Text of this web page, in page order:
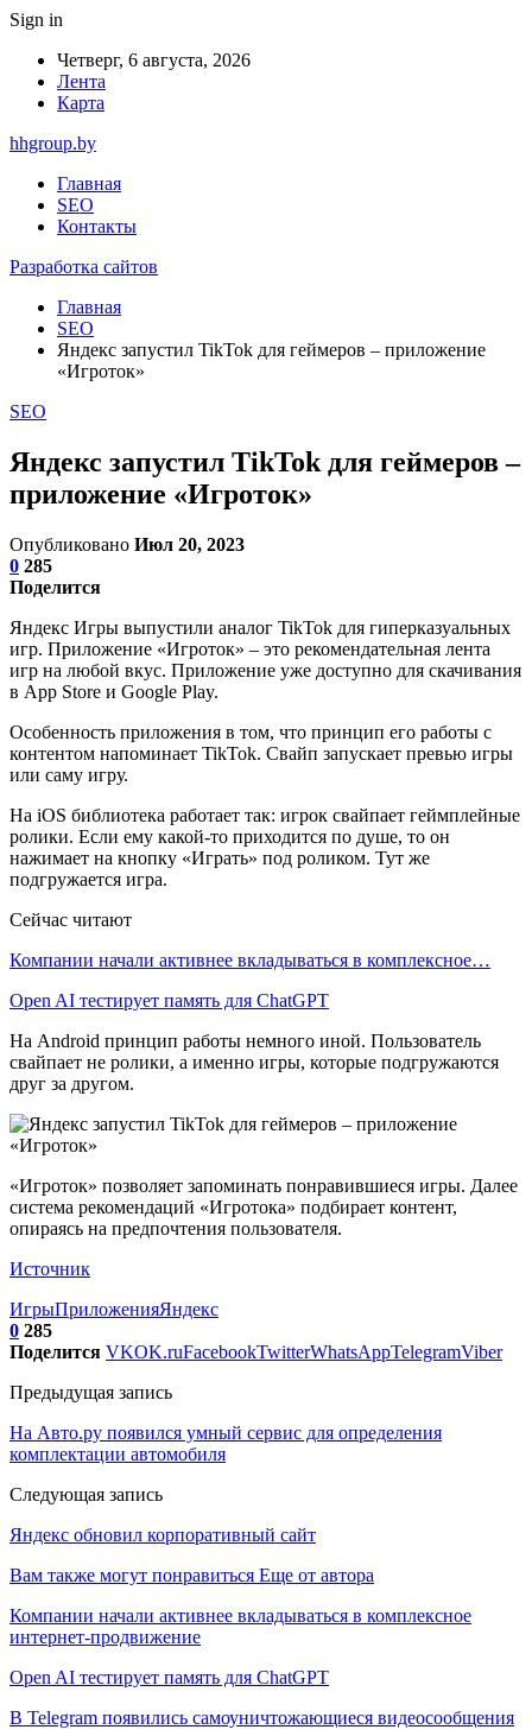
Sign in
Четверг, 6 августа, 2026
Лента
Карта
hhgroup.by
Главная
SEO
Контакты
Разработка сайтов
Главная
SEO
Яндекс запустил TikTok для геймеров – приложение
«Игроток»
SEO
Яндекс запустил TikTok для геймеров –
приложение «Игроток»
Опубликовано Июл 20, 2023
0 285
Поделится
Яндекс Игры выпустили аналог TikTok для гиперказуальных
игр. Приложение «Игроток» – это рекомендательная лента
игр на любой вкус. Приложение уже доступно для скачивания
в App Store и Google Play.
Особенность приложения в том, что принцип его работы с
контентом напоминает TikTok. Свайп запускает превью игры
или саму игру.
На iOS библиотека работает так: игрок свайпает геймплейные
ролики. Если ему какой-то приходится по душе, то он
нажимает на кнопку «Играть» под роликом. Тут же
подгружается игра.
Сейчас читают
Компании начали активнее вкладываться в комплексное…
Open AI тестирует память для ChatGPT
На Android принцип работы немного иной. Пользователь
свайпает не ролики, а именно игры, которые подгружаются
друг за другом.
«Игроток» позволяет запоминать понравившиеся игры. Далее
система рекомендаций «Игротока» подбирает контент,
опираясь на предпочтения пользователя.
Источник
ИгрыПриложенияЯндекс
0 285
Поделится VKOK.ruFacebookTwitterWhatsAppTelegramViber
Предыдущая запись
На Авто.ру появился умный сервис для определения
комплектации автомобиля
Следующая запись
Яндекс обновил корпоративный сайт
Вам также могут понравиться Еще от автора
Компании начали активнее вкладываться в комплексное
интернет-продвижение
Open AI тестирует память для ChatGPT
В Telegram появились самоуничтожающиеся видеосообщения